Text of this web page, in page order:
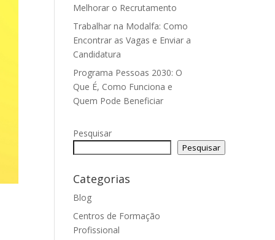
Melhorar o Recrutamento
Trabalhar na Modalfa: Como
Encontrar as Vagas e Enviar a
Candidatura
Programa Pessoas 2030: O
Que É, Como Funciona e
Quem Pode Beneficiar
Pesquisar
Pesquisar
Categorias
Blog
Centros de Formação
Profissional